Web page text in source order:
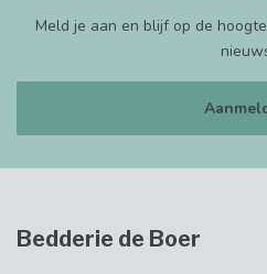
Meld je aan en blijf op de
Bedderie de Boer